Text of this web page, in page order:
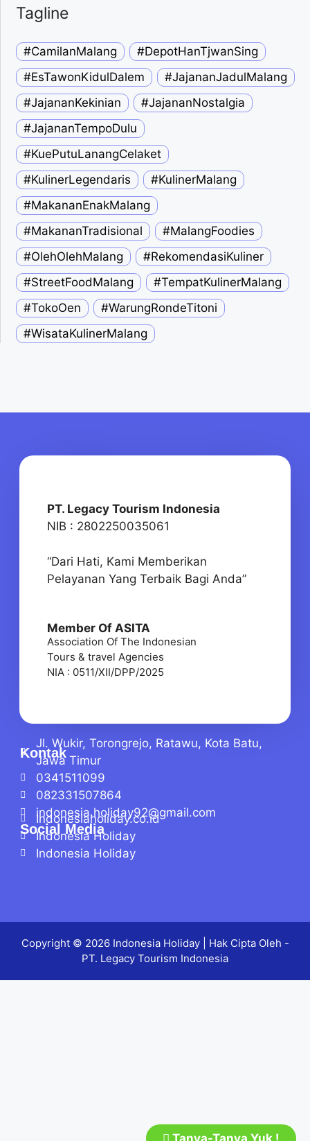
Tagline
#CamilanMalang
#DepotHanTjwanSing
#EsTawonKidulDalem
#JajananJadulMalang
#JajananKekinian
#JajananNostalgia
#JajananTempoDulu
#KuePutuLanangCelaket
#KulinerLegendaris
#KulinerMalang
#MakananEnakMalang
#MakananTradisional
#MalangFoodies
#OlehOlehMalang
#RekomendasiKuliner
#StreetFoodMalang
#TempatKulinerMalang
#TokoOen
#WarungRondeTitoni
#WisataKulinerMalang
PT. Legacy Tourism Indonesia
NIB : 2802250035061
“Dari Hati, Kami Memberikan
Pelayanan Yang Terbaik Bagi Anda”
Member Of ASITA
Association Of The Indonesian
Tours & travel Agencies
NIA : 0511/XII/DPP/2025
Kontak
Jl. Wukir, Torongrejo, Ratawu, Kota Batu,
Jawa Timur
0341511099
082331507864
indonesia.holiday92@gmail.com
Social Media
Indonesiaholiday.co.id
Indonesia Holiday
Indonesia Holiday
Tanya-Tanya Yuk !
Copyright © 2026 Indonesia Holiday| Hak Cipta Oleh -
PT. Legacy Tourism Indonesia